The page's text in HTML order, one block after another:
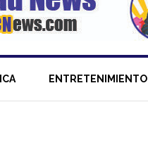
ENTRETENIMIENTO